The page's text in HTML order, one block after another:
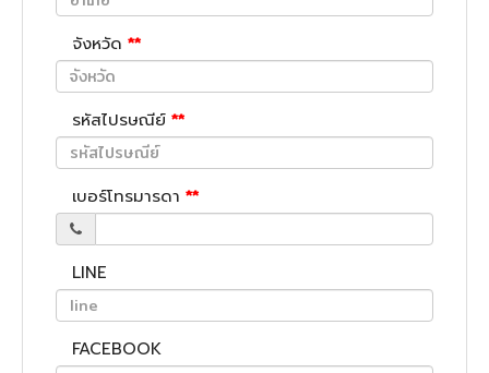
จังหวัด **
รหัสไปรษณีย์ **
เบอร์โทรมารดา **
LINE
FACEBOOK